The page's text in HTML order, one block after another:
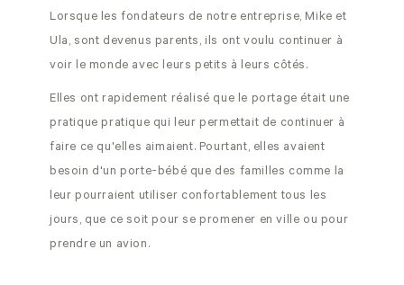
Lorsque les fondateurs de notre entreprise, Mike et
Ula, sont devenus parents, ils ont voulu continuer à
voir le monde avec leurs petits à leurs côtés.
Elles ont rapidement réalisé que le portage était une
pratique pratique qui leur permettait de continuer à
faire ce qu'elles aimaient. Pourtant, elles avaient
besoin d'un porte-bébé que des familles comme la
leur pourraient utiliser confortablement tous les
jours, que ce soit pour se promener en ville ou pour
prendre un avion.